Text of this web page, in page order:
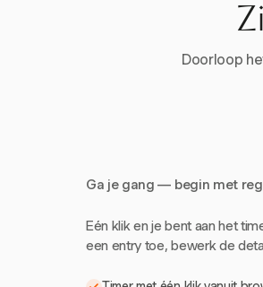
Doorloop
Ga je gang — begin met
Eén klik en je bent aan het
een entry toe, bewerk de